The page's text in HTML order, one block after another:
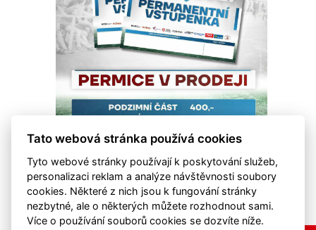
Tato webová stránka používá cookies
Tyto webové stránky používají k poskytování služeb,
personalizaci reklam a analýze návštěvnosti soubory
cookies. Některé z nich jsou k fungování stránky
nezbytné, ale o některých můžete rozhodnout sami.
Více o používání souborů cookies se dozvíte níže.